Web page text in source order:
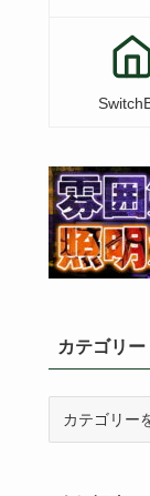
カテゴリー